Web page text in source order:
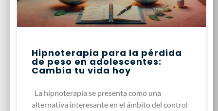
Hipnoterapia para la pérdida
de peso en adolescentes:
Cambia tu vida hoy
La hipnoterapia se presenta como una
alternativa interesante en el ámbito del control